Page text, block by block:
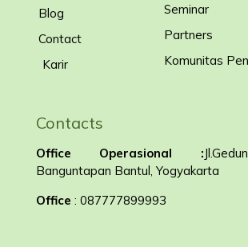
Blog
Contact
Karir
Seminar
Partners
Komunitas
Contacts
Office Operasional :
Banguntapan Bantul, Yogyakarta
Office : 087777899993